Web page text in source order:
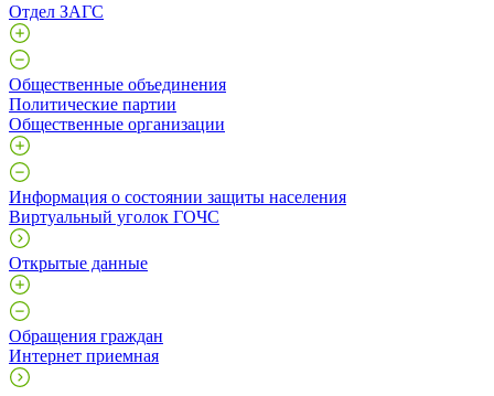
Отдел ЗАГС
Общественные объединения
Политические партии
Общественные организации
Информация о состоянии защиты населения
Виртуальный уголок ГОЧС
Открытые данные
Обращения граждан
Интернет приемная